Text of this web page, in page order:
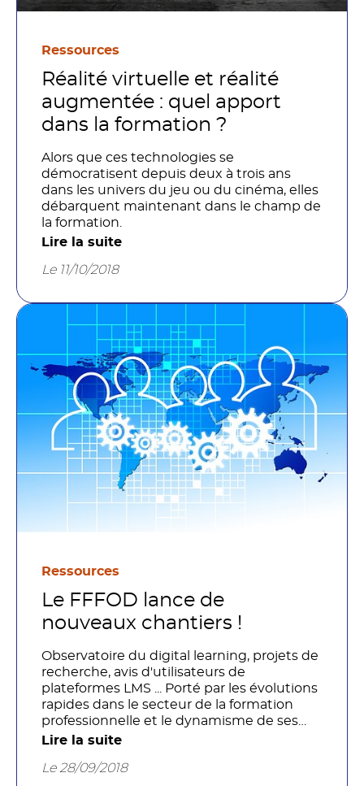
Ressources
Réalité virtuelle et réalité
augmentée : quel apport
dans la formation ?
Alors que ces technologies se
démocratisent depuis deux à trois ans
dans les univers du jeu ou du cinéma, elles
débarquent maintenant dans le champ de
la formation.
Lire la suite
Le 11/10/2018
Ressources
Le FFFOD lance de
nouveaux chantiers !
Observatoire du digital learning, projets de
recherche, avis d'utilisateurs de
plateformes LMS ... Porté par les évolutions
rapides dans le secteur de la formation
professionnelle et le dynamisme de ses
adhérents, le FFFOD ouvre des chantiers
Lire la suite
Le 28/09/2018